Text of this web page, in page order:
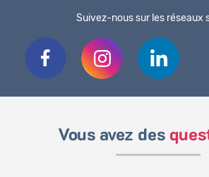
Suivez-nous sur les réseaux
Vous avez des